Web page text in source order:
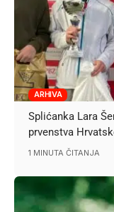
ARHIVA
Splićanka Lara
prvenstva
1 MINUTA ČITANJA